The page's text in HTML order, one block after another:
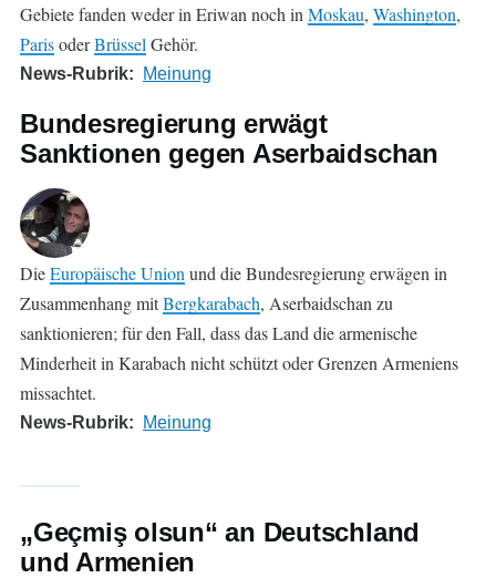
Gebiete fanden weder in Eriwan noch in Moskau, Washington,
ParisoderBrüssel Gehör.
News-Rubrik Meinung
Bundesregierung erwägt
Sanktionen gegen Aserbaidschan
DieEuropäische Union und die Bundesregierung erwägen in
Zusammenhang mitBergkarabach, Aserbaidschan zu
sanktionieren; für den Fall, dass das Land die armenische
Minderheit in Karabach nicht schützt oder Grenzen Armeniens
missachtet.
News-Rubrik Meinung
„Geçmiş olsun“ an Deutschland
und Armenien